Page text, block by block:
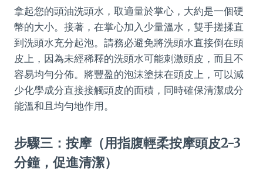
拿起您的頭油洗頭水，取適量於掌心，大約是一個硬
幣的大小。接著，在掌心加入少量溫水，雙手搓揉直
到洗頭水充分起泡。請務必避免將洗頭水直接倒在頭
皮上，因為未經稀釋的洗頭水可能刺激頭皮，而且不
容易均勻分佈。將豐盈的泡沫塗抹在頭皮上，可以減
少化學成分直接接觸頭皮的面積，同時確保清潔成分
能溫和且均勻地作用。
步驟三：按摩（用指腹輕柔按摩頭皮2-3
分鐘，促進清潔）